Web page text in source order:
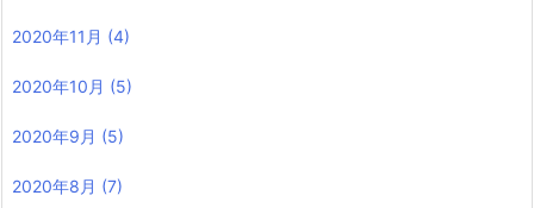
2020年11月 (4)
2020年10月 (5)
2020年9月 (5)
2020年8月 (7)